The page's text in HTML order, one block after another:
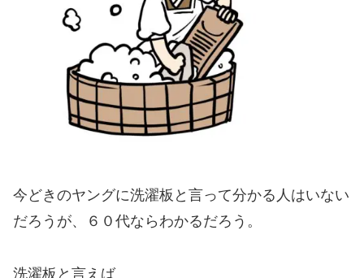
今どきのヤングに洗濯板と言って分かる人はいない
だろうが、６０代ならわかるだろう。
洗濯板と言えば